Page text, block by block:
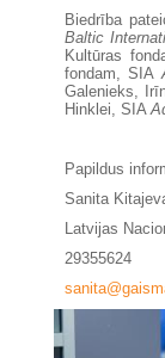
Biedrība
Baltic
Kultūras
fondam, SIA
Galenieks,
Hinklei, SIA
Papildus
Sanita
Latvijas
29355624